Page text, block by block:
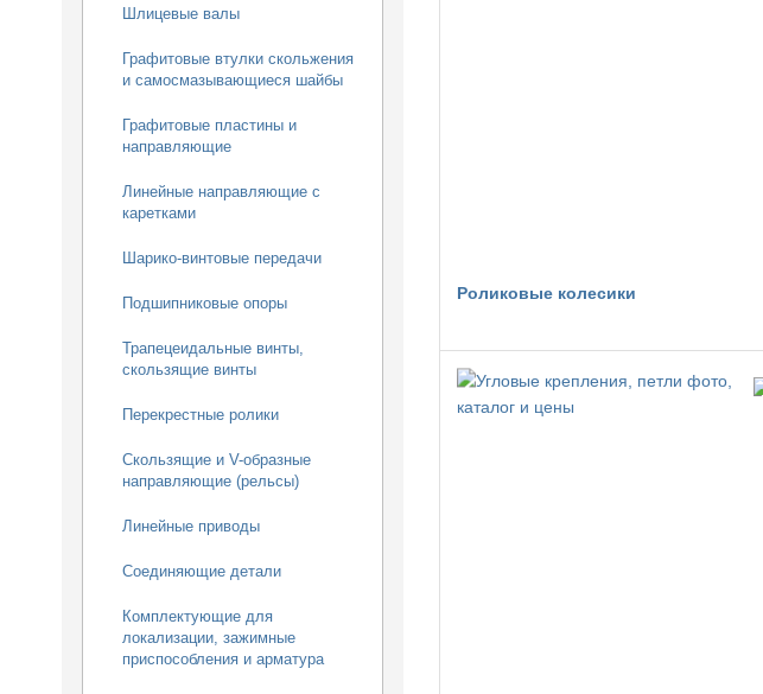
Шлицевые валы
Графитовые втулки скольжения
и самосмазывающиеся шайбы
Графитовые пластины и
направляющие
Линейные направляющие с
каретками
Шарико-винтовые передачи
Подшипниковые опоры
Трапецеидальные винты,
скользящие винты
Перекрестные ролики
Скользящие и V-образные
направляющие (рельсы)
Линейные приводы
Соединяющие детали
Комплектующие для
локализации, зажимные
приспособления и арматура
Роликовые колесики